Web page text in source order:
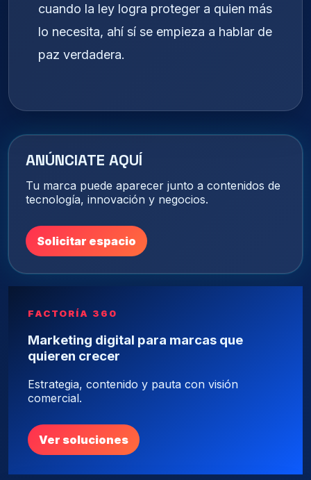
cuando la ley logra proteger a quien más
lo necesita, ahí sí se empieza a hablar de
paz verdadera.
ANÚNCIATE AQUÍ
Tu marca puede aparecer junto a contenidos de
tecnología, innovación y negocios.
Solicitar espacio
FACTORÍA 360
Marketing digital para marcas que
quieren crecer
Estrategia, contenido y pauta con visión
comercial.
Ver soluciones